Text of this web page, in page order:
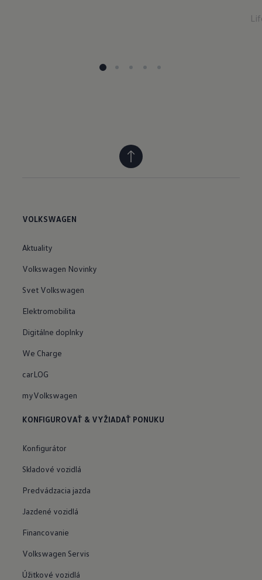
VOLKSWAGEN
Aktuality
Volkswagen Novinky
Svet Volkswagen
Elektromobilita
Digitálne doplnky
We Charge
carLOG
myVolkswagen
KONFIGUROVAŤ & VYŽIADAŤ PONUKU
Konfigurátor
Skladové vozidlá
Predvádzacia jazda
Jazdené vozidlá
Financovanie
Volkswagen Servis
Úžitkové vozidlá